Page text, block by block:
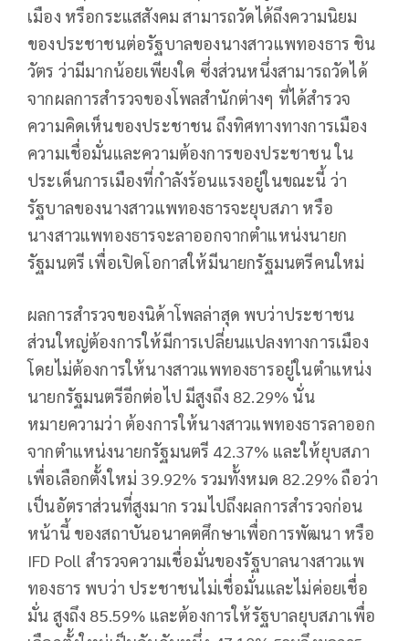
เมือง หรือกระแสสังคม สามารถวัดได้ถึงความนิยม
ของประชาชนต่อรัฐบาลของนางสาวแพทองธาร ชิน
วัตร ว่ามีมากน้อยเพียงใด ซึ่งส่วนหนึ่งสามารถวัดได้
จากผลการสำรวจของโพลสำนักต่างๆ ที่ได้สำรวจ
ความคิดเห็นของประชาชน ถึงทิศทางทางการเมือง
ความเชื่อมั่นและความต้องการของประชาชน ใน
ประเด็นการเมืองที่กำลังร้อนแรงอยู่ในขณะนี้ ว่า
รัฐบาลของนางสาวแพทองธารจะยุบสภา หรือ
นางสาวแพทองธารจะลาออกจากตำแหน่งนายก
รัฐมนตรี เพื่อเปิดโอกาสให้มีนายกรัฐมนตรีคนใหม่
ผลการสำรวจของนิด้าโพลล่าสุด พบว่าประชาชน
ส่วนใหญ่ต้องการให้มีการเปลี่ยนแปลงทางการเมือง
โดยไม่ต้องการให้นางสาวแพทองธารอยู่ในตำแหน่ง
นายกรัฐมนตรีอีกต่อไป มีสูงถึง 82.29% นั่น
หมายความว่า ต้องการให้นางสาวแพทองธารลาออก
จากตำแหน่งนายกรัฐมนตรี 42.37% และให้ยุบสภา
เพื่อเลือกตั้งใหม่ 39.92% รวมทั้งหมด 82.29% ถือว่า
เป็นอัตราส่วนที่สูงมาก รวมไปถึงผลการสำรวจก่อน
หน้านี้ ของสถาบันอนาคตศึกษาเพื่อการพัฒนา หรือ
IFD Poll สำรวจความเชื่อมั่นของรัฐบาลนางสาวแพ
ทองธาร พบว่า ประชาชนไม่เชื่อมั่นและไม่ค่อยเชื่อ
มั่น สูงถึง 85.59% และต้องการให้รัฐบาลยุบสภาเพื่อ